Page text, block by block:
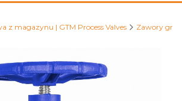
z magazynu | GTM Process Valves Zawory